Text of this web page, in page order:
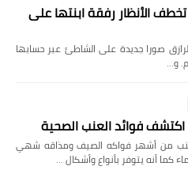
الأنظار رفقة ابنتها على
صورا جديدة على الشاطئ عبر حسابها
و…
فوائد العنب الصحية
من أشهر فواكه الصيف ومذاقه شهي
كما أنه يتوفر بأنواع وأشكال …